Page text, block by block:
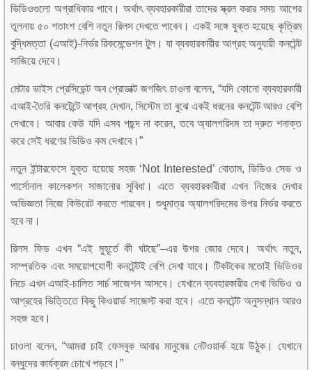
ভিডিওগুলো অগ্রাধিকার পাবে। অর্থাৎ ব্যবহারকারীরা তাদের স্ক্রল করার সময় আগের
তুলনায় ৫০ শতাংশ বেশি নতুন রিলস দেখতে পাবেন। একই সঙ্গে যুক্ত হয়েছে কৃত্রিম
বুদ্ধিমত্তা (এআই)-নির্ভর রিকমেন্ডেশন টুল। যা ব্যবহারকারীর আগ্রহ অনুযায়ী কনটেন্ট
সাজিয়ে দেবে।
মেটার ভাইস প্রেসিডেন্ট অব প্রোডাক্ট জগজিৎ চাওলা বলেন, “যদি কোনো ব্যবহারকারী
এআই-তৈরি কনটেন্টে আগ্রহ দেখান, সিস্টেম তা বুঝে একই ধরনের কনটেন্ট আরও বেশি
দেখাবে। আবার কেউ যদি এসব পছন্দ না করেন, তবে অ্যালগরিদম তা দ্রুত শনাক্ত
করে সেই ধরণের ভিডিও কম দেখাবে।”
নতুন ইন্টারফেসে যুক্ত হয়েছে সহজ ‘Not Interested’ বোতাম, ভিডিও সেভ ও
পার্সোনাল কালেকশন সাজানোর সুবিধা। এতে ব্যবহারকারীরা এখন নিজের দেখার
অভিজ্ঞতা নিজে কিউরেট করতে পারবেন। শুধুমাত্র অ্যালগরিদমের উপর নির্ভর করতে
হবে না।
রিলস ফিড এখন “এই মুহূর্তে কী ঘটছে”–এর উপর জোর দেবে। অর্থাৎ নতুন,
সাম্প্রতিক এবং সময়োপযোগী কনটেন্টই বেশি দেখা যাবে। টিকটকের মতোই ভিডিওর
নিচে এখন এআই-চালিত সার্চ সাজেশন আসবে। যেখানে ব্যবহারকারীর দেখা ভিডিও ও
আগ্রহের ভিত্তিতে কিছু কিওয়ার্ড সাজেস্ট করা হবে। এতে কনটেন্ট অনুসন্ধান আরও
সহজ হবে।
চাওলা বলেন, “আমরা চাই ফেসবুক আবার মানুষের নেটওয়ার্ক হয়ে উঠুক। যেখানে
বন্ধুদের কার্যক্রম চোখে পড়বে।”